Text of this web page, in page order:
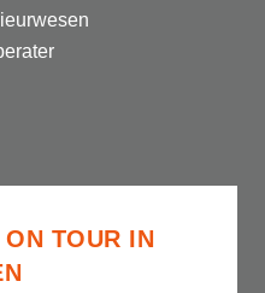
TOUR IN